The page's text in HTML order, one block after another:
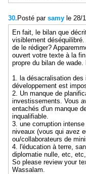
30. Posté par samy le 28/
En fait, le bilan que
visiblement
de le rédiger?
ouvert votre texte à la
propre du bilan de
1. la désacralisation
développement est
2. Un manque de
investissements. Vous
entachés d'un manque
inqualifiable.
3. une corruption
niveaux (vous qui avez
ou/collaborateurs de
4. l'éducation à terre,
diplomatie nulle, etc, etc,
So please review your
Wassalam.